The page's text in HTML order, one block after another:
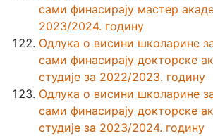
сами финасирају мастер
2023/2024. годину
Одлука о висини школарине
сами финасирају докторске
студије за 2022/2023. годину
Одлука о висини школарине
сами финасирају докторске
студије за 2023/2024. годину